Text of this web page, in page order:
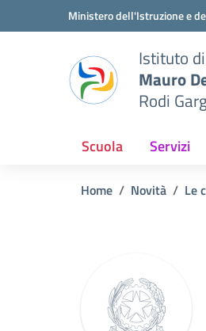
Vai ai contenuti
Vai al menu di navigazione
Ministero dell'Istruzione e
Istituto
Mauro
Rodi
Scuola Servizi
Home Novità Le